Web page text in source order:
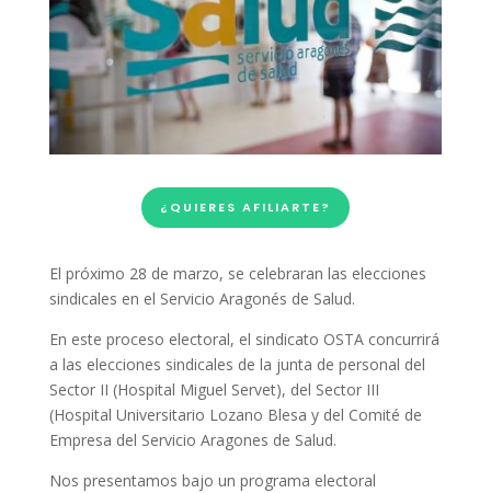
¿QUIERES AFILIARTE?
El próximo 28 de marzo, se celebraran las elecciones
sindicales en el Servicio Aragonés de Salud.
En este proceso electoral, el sindicato OSTA concurrirá
a las elecciones sindicales de la junta de personal del
Sector II (Hospital Miguel Servet), del Sector III
(Hospital Universitario Lozano Blesa y del Comité de
Empresa del Servicio Aragones de Salud.
Nos presentamos bajo un programa electoral